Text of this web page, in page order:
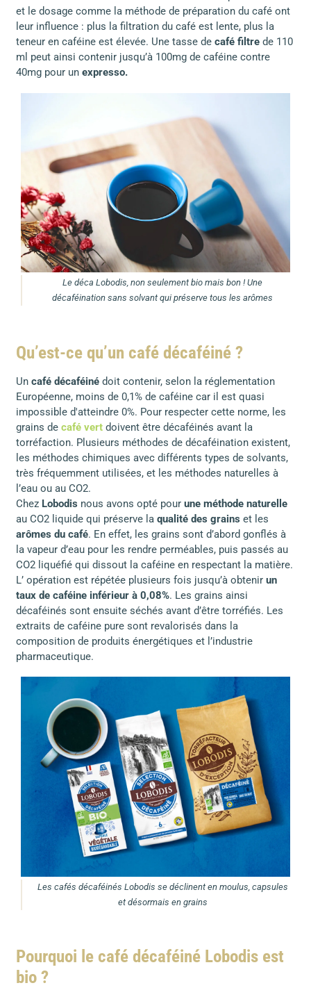
et le dosage comme la méthode de préparation du café ont
leur influence : plus la filtration du café est lente, plus la
teneur en caféine est élevée. Une tasse de café filtrede 110
ml peut ainsi contenir jusqu’à 100mg de caféine contre
40mg pour un expresso.
Le déca Lobodis, non seulement bio mais bon ! Une
décaféination sans solvant qui préserve tous les arômes
Qu’est-ce qu’un café décaféiné ?
Un café décaféinédoit contenir, selon la réglementation
Européenne, moins de 0,1% de caféine car il est quasi
impossible d'atteindre 0%. Pour respecter cette norme, les
grains decafé vertdoivent être décaféinés avant la
torréfaction. Plusieurs méthodes de décaféination existent,
les méthodes chimiques avec différents types de solvants,
très fréquemment utilisées, et les méthodes naturelles à
l’eau ou au CO2.
Chez Lobodis nous avons opté pour une méthode naturelle
au CO2 liquide qui préserve la qualité des grains et les
arômes du café. En effet, les grains sont d’abord gonflés à
la vapeur d’eau pour les rendre perméables, puis passés au
CO2 liquéfié qui dissout la caféine en respectant la matière.
L’ opération est répétée plusieurs fois jusqu’à obtenir un
taux de caféine inférieur à 0,08%. Les grains ainsi
décaféinés sont ensuite séchés avant d’être torréfiés. Les
extraits de caféine pure sont revalorisés dans la
composition de produits énergétiques et l’industrie
pharmaceutique.
Les cafés décaféinés Lobodis se déclinent en moulus, capsules
et désormais en grains
Pourquoi le café décaféiné Lobodis est
bio ?